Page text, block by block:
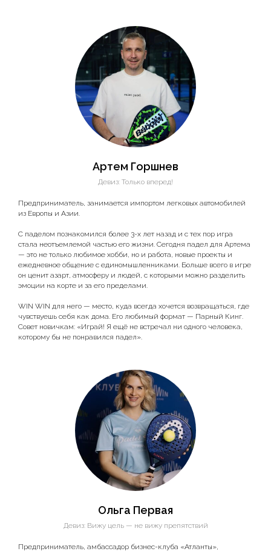
Артем Горшнев
Девиз: Только вперед!
Предприниматель, занимается импортом легковых автомобилей
из Европы и Азии.
С паделом познакомился более 3-х лет назад и с тех пор игра
стала неотъемлемой частью его жизни. Сегодня падел для Артема
— это не только любимое хобби, но и работа, новые проекты и
ежедневное общение с единомышленниками. Больше всего в игре
он ценит азарт, атмосферу и людей, с которыми можно разделить
эмоции на корте и за его пределами.
WIN WIN для него — место, куда всегда хочется возвращаться, где
чувствуешь себя как дома. Его любимый формат — Парный Кинг.
Совет новичкам: «Играй! Я ещё не встречал ни одного человека,
которому бы не понравился падел».
Ольга Первая
Девиз: Вижу цель — не вижу препятствий
Предприниматель, амбассадор бизнес-клуба «Атланты»,
ЖДЁМ ВАС
ТЦ «Перекрёсток»